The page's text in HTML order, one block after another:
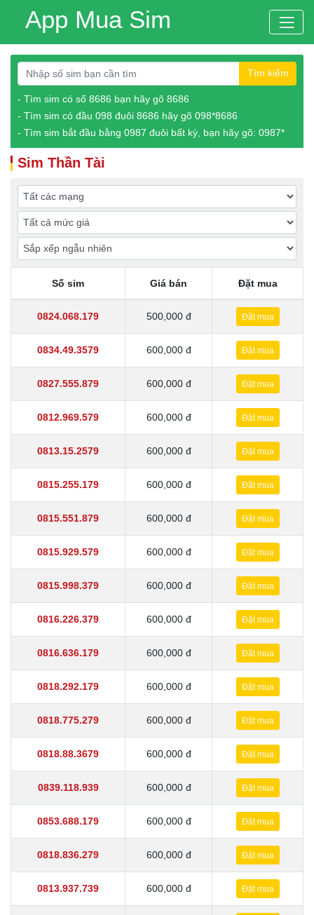
App Mua Sim
Tìm kiếm
- Tìm sim có số 8686 bạn hãy gõ 8686
- Tìm sim có đầu 098 đuôi 8686 hãy gõ 098*8686
- Tìm sim bắt đầu bằng 0987 đuôi bất kỳ, bạn hãy gõ: 0987*
Sim Thần Tài
Số sim Giá bán Đặt mua
0824.068.179 500,000 đ Đặt mua
0834.49.3579 600,000 đ Đặt mua
0827.555.879 600,000 đ Đặt mua
0812.969.579 600,000 đ Đặt mua
0813.15.2579 600,000 đ Đặt mua
0815.255.179 600,000 đ Đặt mua
0815.551.879 600,000 đ Đặt mua
0815.929.579 600,000 đ Đặt mua
0815.998.379 600,000 đ Đặt mua
0816.226.379 600,000 đ Đặt mua
0816.636.179 600,000 đ Đặt mua
0818.292.179 600,000 đ Đặt mua
0818.775.279 600,000 đ Đặt mua
0818.88.3679 600,000 đ Đặt mua
0839.118.939 600,000 đ Đặt mua
0853.688.179 600,000 đ Đặt mua
0818.836.279 600,000 đ Đặt mua
0813.937.739 600,000 đ Đặt mua